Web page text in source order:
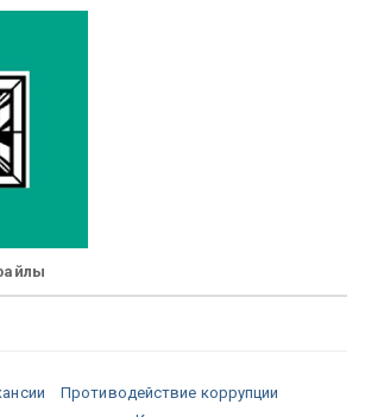
Противодействие коррупции